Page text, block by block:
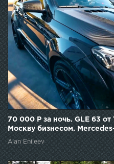
70 000 Р за ночь. GLE 63
Москву бизнесом.
Alan Enileev